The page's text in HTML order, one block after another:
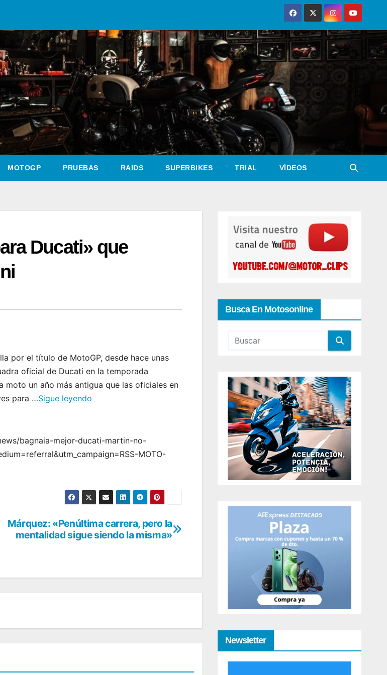
MOTOGP PRUEBAS RAIDS SUPERBIKES TRIAL VÍDEOS
Ducati» que
por el título de MotoGP, desde hace unas
oficial de Ducati en la temporada
moto un año más antigua que las oficiales en
para …Sigue leyendo
bagnaia-mejor-ducati-martin-no-
MOTO-
Márquez: «Penúltima carrera, pero la
mentalidad sigue siendo la misma»
Busca En Motosonline
Newsletter